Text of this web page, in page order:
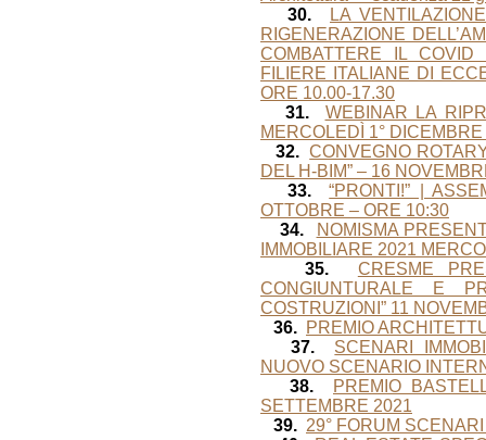
30.
LA
RIGENERAZIONE
COMBATTERE IL
FILIERE ITALIANE DI
ORE 10.00-17.30
31.
WEBINAR LA
MERCOLEDÌ 1°
32. CONVEGNO
DEL H-BIM” – 16
33.
“PRONTI!” |
OTTOBRE – ORE 10:30
34.
NOMISMA
IMMOBILIARE 2021
35.
CRESME
CONGIUNTURALE E
COSTRUZIONI” 11
36. PREMIO
37.
SCENARI
NUOVO SCENARIO
38.
PREMIO
SETTEMBRE 2021
39. 29° FORUM